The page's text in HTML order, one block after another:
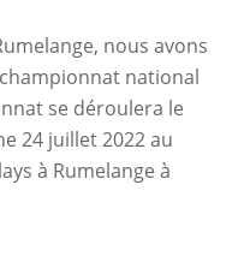
nous avons
national
se déroulera le
24 juillet 2022 au
à Rumelange à